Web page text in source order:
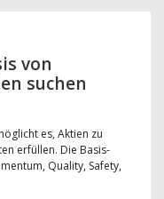
von
suchen
es, Aktien zu
erfüllen. Die Basis-
Quality, Safety,